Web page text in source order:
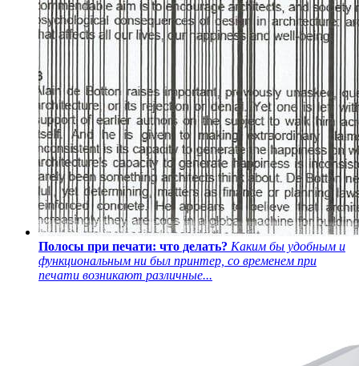
Полосы при печати: что делать? Каким бы удобным и
функциональным ни был принтер, со временем при
печати возникают различные...